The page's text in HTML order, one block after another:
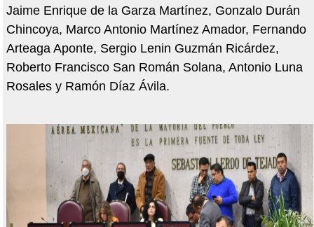
Jaime Enrique de la Garza Martínez, Gonzalo Durán
Chincoya, Marco Antonio Martínez Amador, Fernando
Arteaga Aponte, Sergio Lenin Guzmán Ricárdez,
Roberto Francisco San Román Solana, Antonio Luna
Rosales y Ramón Díaz Ávila.